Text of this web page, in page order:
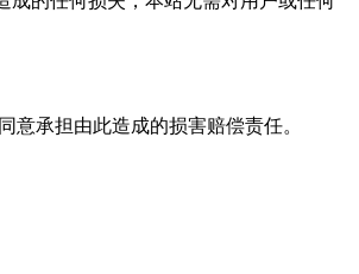
承担由此造成的损害赔偿责任。